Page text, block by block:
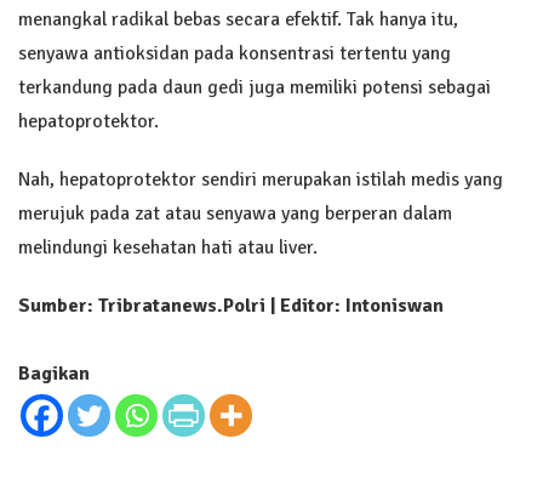
menangkal radikal bebas secara efektif. Tak hanya itu,
senyawa antioksidan pada konsentrasi tertentu yang
terkandung pada daun gedi juga memiliki potensi sebagai
hepatoprotektor.
Nah, hepatoprotektor sendiri merupakan istilah medis yang
merujuk pada zat atau senyawa yang berperan dalam
melindungi kesehatan hati atau liver.
Sumber: Tribratanews.Polri | Editor: Intoniswan
Bagikan